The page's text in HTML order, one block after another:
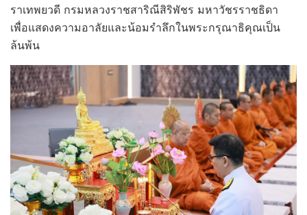
ราเทพยวดี กรมหลวงราชสาริณีสิริพัชร มหาวัชรราชธิดา
เพื่อแสดงความอาลัยและน้อมรำลึกในพระกรุณาธิคุณเป็น
ล้นพ้น